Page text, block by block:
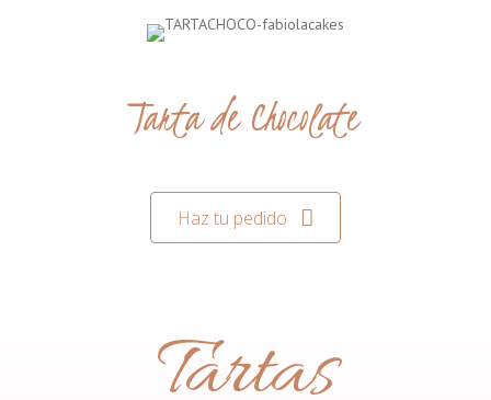
Tarta de Chocolate
Haz tu pedido
Tartas